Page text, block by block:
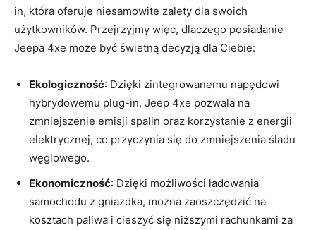
in, która oferuje niesamowite ‌zalety dla swoich‍
użytkowników. Przejrzyjmy więc, dlaczego posiadanie‍
Jeepa 4xe może być świetną decyzją dla Ciebie:
Ekologiczność:‍ Dzięki‍ zintegrowanemu napędowi
hybrydowemu plug-in, ‌Jeep 4xe ‍pozwala na
zmniejszenie emisji spalin oraz⁢ korzystanie ‍z energii
elektrycznej, co przyczynia się do‌ zmniejszenia​ śladu⁢
węglowego.
Ekonomiczność: Dzięki możliwości‍ ładowania
samochodu⁣ z gniazdka, można zaoszczędzić na
kosztach ​paliwa i cieszyć się niższymi rachunkami za